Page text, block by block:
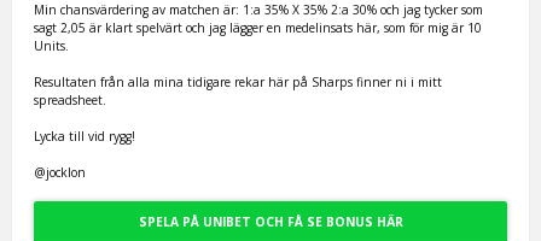
Min chansvärdering av matchen är: 1:a 35% X 35% 2:a 30% och jag tycker som
sagt 2,05 är klart spelvärt och jag lägger en medelinsats här, som för mig är 10
Units.
Resultaten från alla mina tidigare rekar här på Sharps finner ni i mitt
spreadsheet.
Lycka till vid rygg!
@jocklon
SPELA PÅ UNIBET OCH FÅ SE BONUS HÄR